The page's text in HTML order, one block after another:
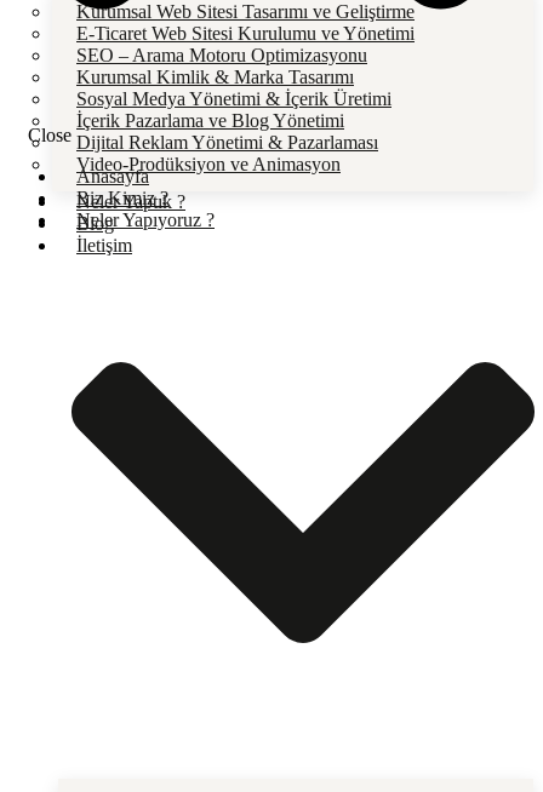
Kurumsal Web Sitesi Tasarımı ve Geliştirme
E-Ticaret Web Sitesi Kurulumu ve Yönetimi
SEO – Arama Motoru Optimizasyonu
Kurumsal Kimlik & Marka Tasarımı
Sosyal Medya Yönetimi & İçerik Üretimi
İçerik Pazarlama ve Blog Yönetimi
Dijital Reklam Yönetimi & Pazarlaması
Video-Prodüksiyon ve Animasyon
Neler Yaptık ?
Blog
İletişim
Close
Anasayfa
Biz Kimiz ?
Neler Yapıyoruz ?